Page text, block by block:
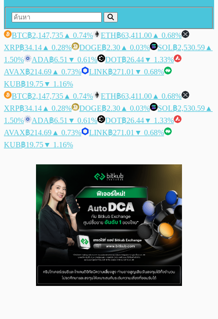
BTC฿2,147,735 ▲ 0.74% ETH฿63,411.00 ▲ 0.68%
XRP฿34.14 ▲ 0.28% DOGE฿2.30 ▲ 0.03% SOL฿2,530.59 ▲
1.50%
ADA฿6.51 ▼ 0.61% DOT฿26.44▼ 1.33%
AVAX฿214.69 ▲ 0.73% LINK฿271.01 ▼ 0.68%
KUB฿19.75▼ 1.16%
BTC฿2,147,735 ▲ 0.74% ETH฿63,411.00 ▲ 0.68%
XRP฿34.14 ▲ 0.28% DOGE฿2.30 ▲ 0.03% SOL฿2,530.59 ▲
1.50%
ADA฿6.51 ▼ 0.61% DOT฿26.44▼ 1.33%
AVAX฿214.69 ▲ 0.73% LINK฿271.01 ▼ 0.68%
KUB฿19.75▼ 1.16%